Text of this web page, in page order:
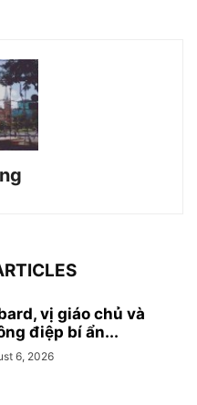
vị giáo chủ và
điệp bí ẩn...
6, 2026